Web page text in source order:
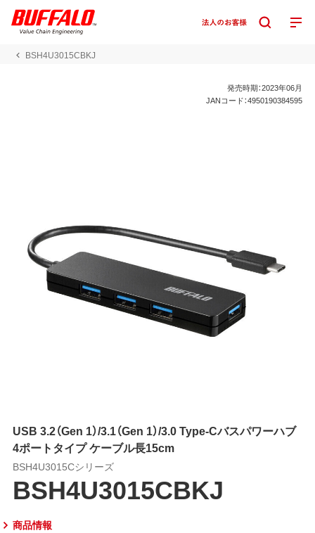
BSH4U3015CBKJ
発売時期：2023年06月
JANコード：4950190384595
USB 3.2（Gen 1）/3.1（Gen 1）/3.0 Type-Cバスパワーハブ
4ポートタイプ ケーブル長15cm
BSH4U3015Cシリーズ
BSH4U3015CBKJ
商品情報